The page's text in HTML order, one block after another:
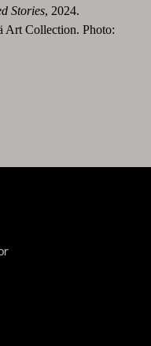
Stories, 2024.
Art Collection. Photo: